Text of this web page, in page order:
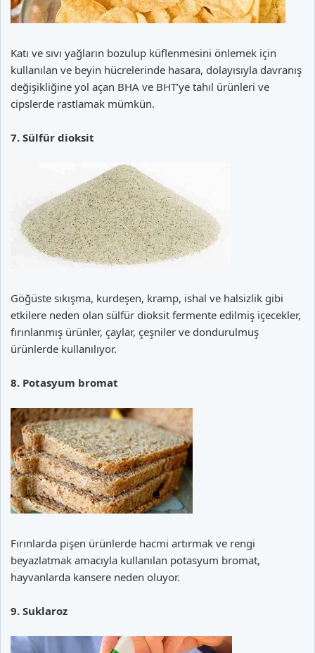
Katı ve sıvı yağların bozulup küflenmesini önlemek için
kullanılan ve beyin hücrelerinde hasara, dolayısıyla davranış
değişikliğine yol açan BHA ve BHT’ye tahıl ürünleri ve
cipslerde rastlamak mümkün.
7. Sülfür dioksit
Göğüste sıkışma, kurdeşen, kramp, ishal ve halsizlik gibi
etkilere neden olan sülfür dioksit fermente edilmiş içecekler,
fırınlanmış ürünler, çaylar, çeşniler ve dondurulmuş
ürünlerde kullanılıyor.
8. Potasyum bromat
Fırınlarda pişen ürünlerde hacmi artırmak ve rengi
beyazlatmak amacıyla kullanılan potasyum bromat,
hayvanlarda kansere neden oluyor.
9. Suklaroz